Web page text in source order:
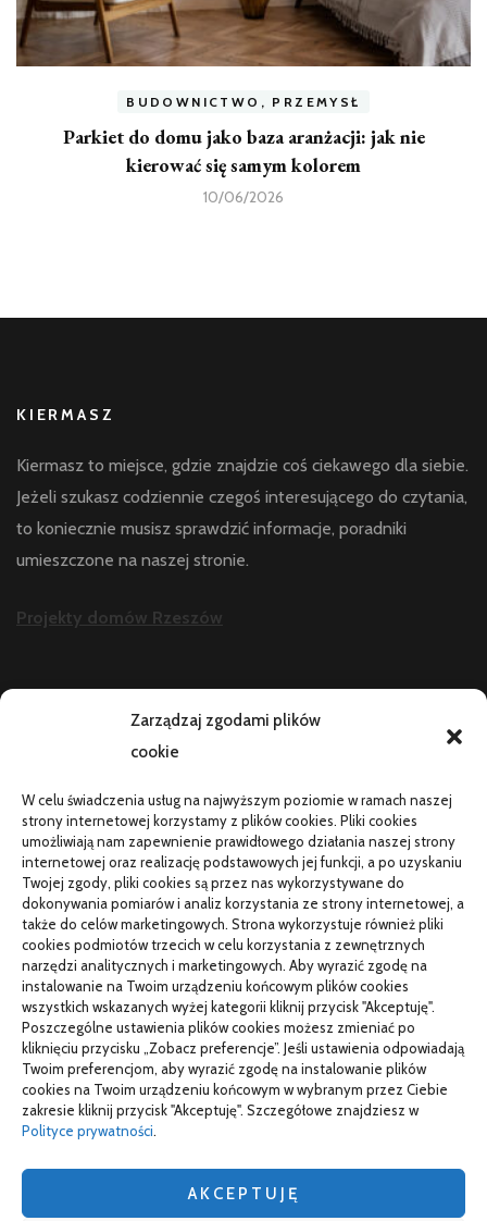
Zarządzaj zgodami plików
cookie
W celu świadczenia usług na najwyższym poziomie w ramach naszej
strony internetowej korzystamy z plików cookies. Pliki cookies
umożliwiają nam zapewnienie prawidłowego działania naszej strony
internetowej oraz realizację podstawowych jej funkcji, a po uzyskaniu
Twojej zgody, pliki cookies są przez nas wykorzystywane do
dokonywania pomiarów i analiz korzystania ze strony internetowej, a
także do celów marketingowych. Strona wykorzystuje również pliki
cookies podmiotów trzecich w celu korzystania z zewnętrznych
narzędzi analitycznych i marketingowych. Aby wyrazić zgodę na
instalowanie na Twoim urządzeniu końcowym plików cookies
wszystkich wskazanych wyżej kategorii kliknij przycisk "Akceptuję".
Poszczególne ustawienia plików cookies możesz zmieniać po
kliknięciu przycisku „Zobacz preferencje”. Jeśli ustawienia odpowiadają
Twoim preferencjom, aby wyrazić zgodę na instalowanie plików
cookies na Twoim urządzeniu końcowym w wybranym przez Ciebie
zakresie kliknij przycisk "Akceptuję". Szczegółowe znajdziesz w
Polityce prywatności.
AKCEPTUJĘ
BUDOWNICTWO, PRZEMYSŁ
Parkiet do domu jako baza aranżacji: jak nie
kierować się samym kolorem
10/06/2026
KIERMASZ
Kiermasz to miejsce, gdzie znajdzie coś ciekawego dla siebie.
Jeżeli szukasz codziennie czegoś interesującego do czytania,
to koniecznie musisz sprawdzić informacje, poradniki
umieszczone na naszej stronie.
Projekty domów Rzeszów
Telefon zawiesza się i wyłącza pod obciążeniem:
PR od podstaw w małej firmie: nauka i wdrożenie
Termin do specjalisty za kilka miesięcy: co robić
Porządkowanie faktur kosztowych przed wdrożeniem KSeF
TO SIĘ CZYTA
Gorąca oraz poetyczna Hiszpania z kamperem – gdzie
pojechać na wczasy z bliskimi?
Czemu warto wybierać śruby z ocynkiem
Właściwe domy z drewna jak budować w solidny sposób
wizytówki nap